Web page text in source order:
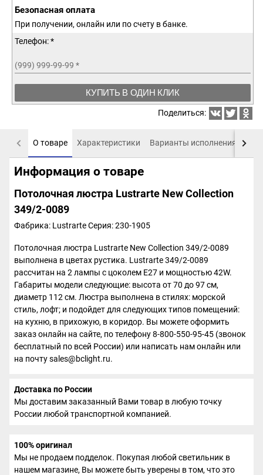
Безопасная оплата
При получении, онлайн или по счету в банке.
Телефон: *
(999) 999-99-99 *
КУПИТЬ В ОДИН КЛИК
Поделиться:
О товаре Характеристики Варианты исполнения
Информация о товаре
Потолочная люстра Lustrarte New Collection
349/2-0089
Фабрика: LustrarteСерия: 230-1905
Потолочная люстра Lustrarte New Collection 349/2-0089
выполнена в цветах рустика. Lustrarte 349/2-0089
рассчитан на 2 лампы с цоколем E27 и мощностью 42W.
Габариты модели следующие: высота от 70 до 97 см,
диаметр 112 см. Люстра выполнена в стилях: морской
стиль, лофт; и подойдет для следующих типов помещений:
на кухню, в прихожую, в коридор. Вы можете оформить
заказ онлайн на сайте, по телефону 8-800-550-95-45 (звонок
бесплатный по всей России) или написать нам онлайн или
на почту sales@bclight.ru.
Доставка по России
Мы доставим заказанный Вами товар в любую точку
России любой транспортной компанией.
100% оригинал
Мы не продаем подделок. Покупая любой светильник в
нашем магазине, Вы можете быть уверены в том, что это